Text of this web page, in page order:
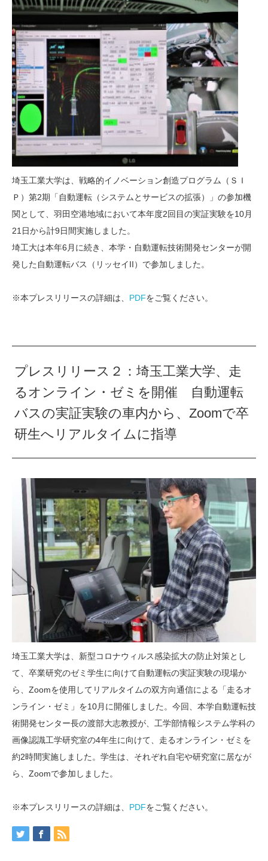
埼玉工業大学は、戦略的イノベーション創造プログラム（ＳＩ
Ｐ）第2期「自動運転（システムとサービスの拡張）」の参加機
関として、羽田空港地域において本年度2回目の実証実験を10月
21日から計9日間実施しました。
埼工大は本年6月に続き、本学・自動運転技術開発センターが開
発した自動運転バス（リッセイII）で参加しました。
※本プレスリリースの詳細は、 PDFをご覧ください。
プレスリリース２：埼玉工業大学、走
るオンライン・ゼミを開催 自動運転
バスの実証実験の車内から、Zoomで卒
研生へリアルタイムに指導
埼玉工業大学は、新型コロナウィルス感染拡大の防止対策とし
て、卒業研究のゼミ学生に向けて自動運転の実証実験の現場か
ら、Zoomを使用してリアルタイムの双方向通信による「走るオ
ンライン・ゼミ」を10月に開催しました。今回、本学自動運転技
術開発センター長の渡部大志教授が、工学部情報システム学科の
画像認識工学研究室の4年生に向けて、走るオンライン・ゼミを
約2時間実施しました。学生は、それぞれ自宅や研究室に居なが
ら、Zoomで参加しました。
※本プレスリリースの詳細は、 PDFをご覧ください。